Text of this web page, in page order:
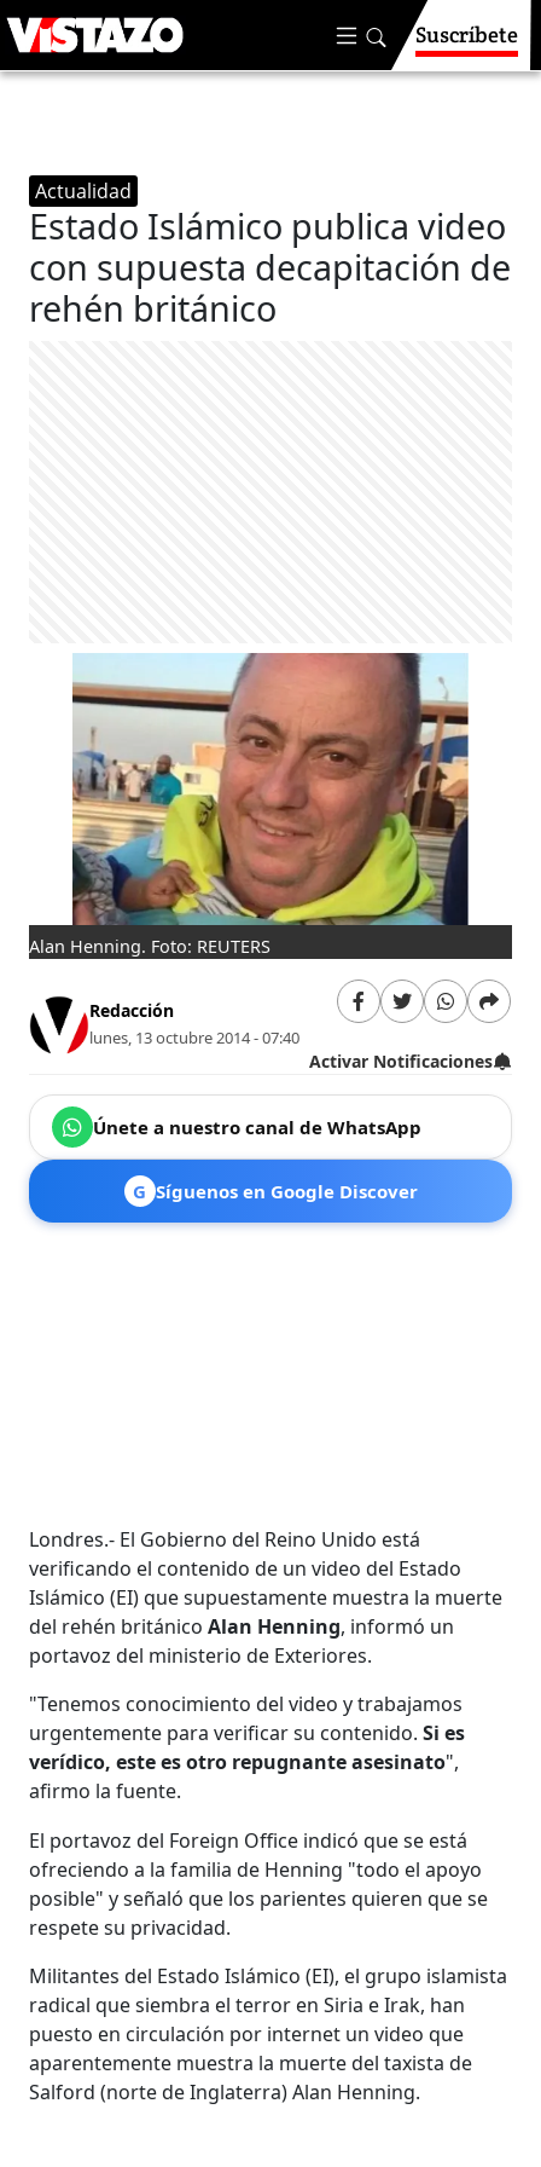
Suscríbete
Actualidad
Estado Islámico publica video
con supuesta decapitación de
rehén británico
Alan Henning. Foto: REUTERS
Redacción
lunes, 13 octubre 2014 - 07:40
Activar Notificaciones
Únete a nuestro canal de WhatsApp
G Síguenos en Google Discover
Londres.- El Gobierno del Reino Unido está
verificando el contenido de un video del Estado
Islámico (EI) que supuestamente muestra la muerte
del rehén británico Alan Henning, informó un
portavoz del ministerio de Exteriores.
"Tenemos conocimiento del video y trabajamos
urgentemente para verificar su contenido.Si es
verídico, este es otro repugnante asesinato",
afirmo la fuente.
El portavoz del Foreign Office indicó que se está
ofreciendo a la familia de Henning "todo el apoyo
posible" y señaló que los parientes quieren que se
respete su privacidad.
Militantes del Estado Islámico (EI), el grupo islamista
radical que siembra el terror en Siria e Irak, han
puesto en circulación por internet un video que
aparentemente muestra la muerte del taxista de
Salford (norte de Inglaterra) Alan Henning.